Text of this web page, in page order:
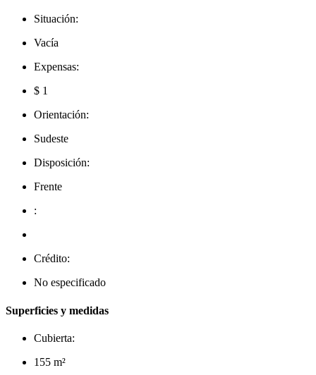
Situación:
Vacía
Expensas:
$ 1
Orientación:
Sudeste
Disposición:
Frente
:
Crédito:
No especificado
Superficies y medidas
Cubierta:
155 m²